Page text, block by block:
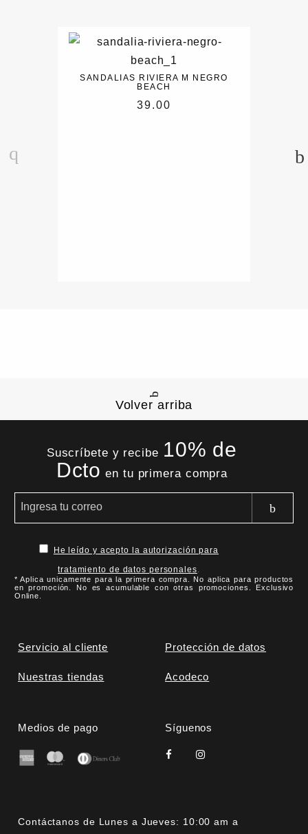
SANDALIAS RIVIERA M NEGRO
BEACH
39.00
Volver arriba
Suscríbete y recibe 10% de
Dcto en tu primera compra
He leído y acepto la autorización para
tratamiento de datos personales.
* Aplica unicamente para la primera compra. No aplica para productos
en promoción. No es acumulable con otras promociones. Exclusivo
Online.
Servicio al cliente Protección de datos
Nuestras tiendas Acodeco
Medios de pago Síguenos
Contáctanos de Lunes a Jueves: 10:00 am a